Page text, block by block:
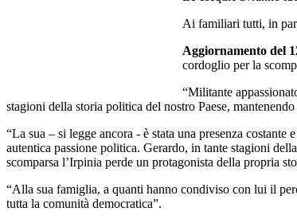
Ai familiari tutti, in
Aggiornamento del
cordoglio per la
“Militante
stagioni della storia politica del nostro Paese,
“La sua – si legge ancora - è stata una presenza
autentica passione politica. Gerardo, in tante stagioni
scomparsa l’Irpinia perde un protagonista della propria
“Alla sua famiglia, a quanti hanno condiviso con lui il
tutta la comunità democratica”.